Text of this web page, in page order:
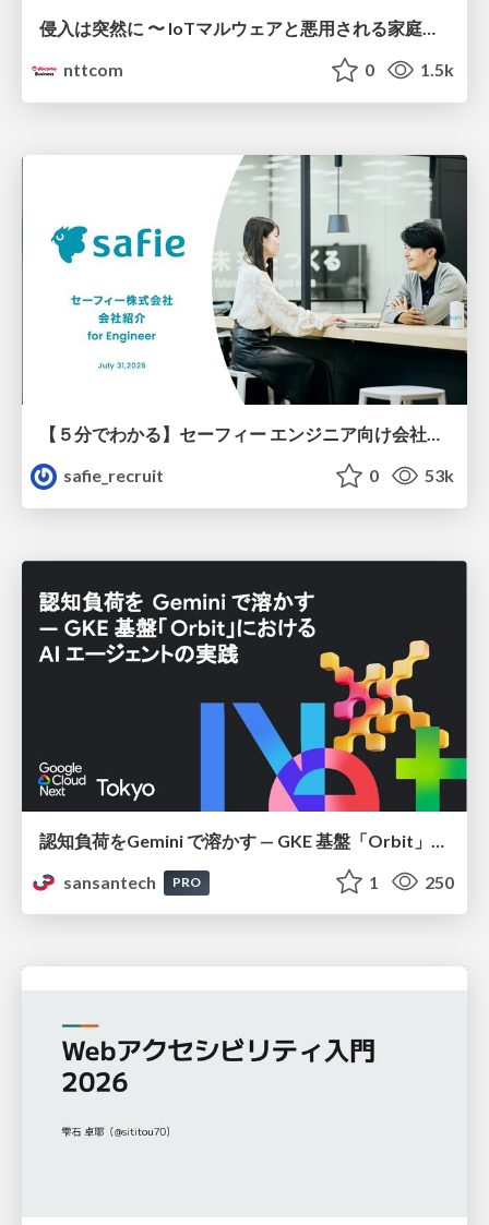
nttcom
0 1.5k
【５分でわかる】セーフィー エンジニア向け会社紹介
safie_recruit
0 53k
sansantech
PRO 1 250